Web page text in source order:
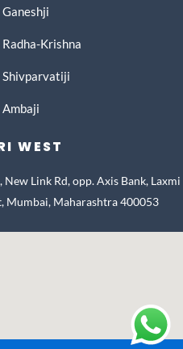
Ganeshji
Radha-Krishna
Shivparvatiji
Ambaji
WEST
Link Rd, opp. Axis Bank, Laxmi
Mumbai, Maharashtra 400053